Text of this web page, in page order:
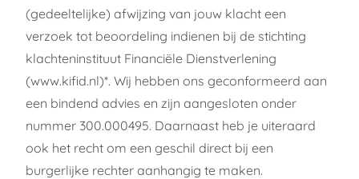
(gedeeltelijke) afwijzing van jouw klacht een
verzoek tot beoordeling indienen bij de stichting
klachteninstituut Financiële Dienstverlening
(www.kifid.nl)*. Wij hebben ons geconformeerd aan
een bindend advies en zijn aangesloten onder
nummer 300.000495. Daarnaast heb je uiteraard
ook het recht om een geschil direct bij een
burgerlijke rechter aanhangig te maken.